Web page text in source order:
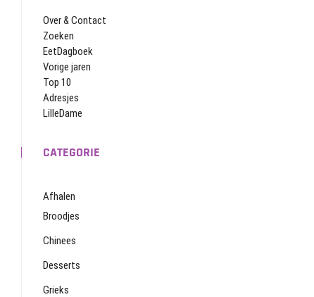
Over & Contact
Zoeken
EetDagboek
Vorige jaren
Top 10
Adresjes
LilleDame
CATEGORIE
Afhalen
Broodjes
Chinees
Desserts
Grieks